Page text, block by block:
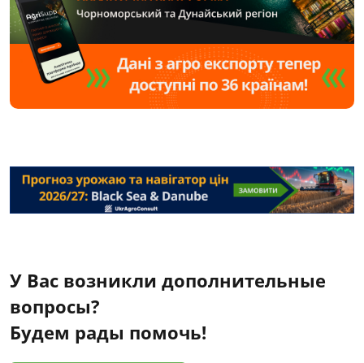
У Вас возникли дополнительные
вопросы?
Будем рады помочь!